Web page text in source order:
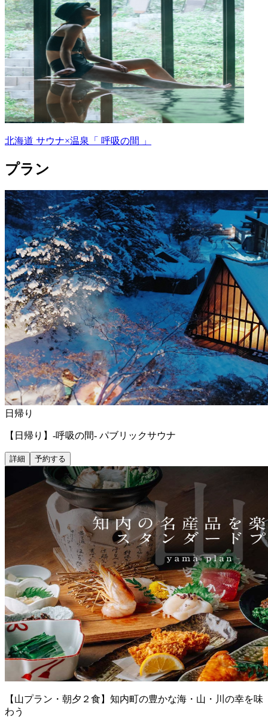
北海道 サウナ×温泉「 呼吸の間 」
プラン
日帰り
【日帰り】-呼吸の間- パブリックサウナ
詳細 予約する
【山プラン・朝夕２食】知内町の豊かな海・山・川の幸を味
わう